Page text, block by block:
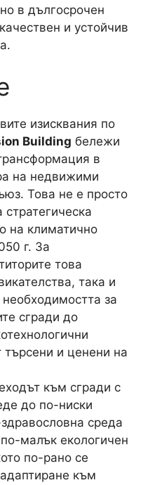
в дългосрочен
и устойчив
изисквания по
Building бележи
в
на недвижими
Това не е просто
на климатично
г. За
това
така и
за
сгради до
търсени и ценени на
към сгради с
до по-ниски
среда
малък екологичен
по-рано се
към